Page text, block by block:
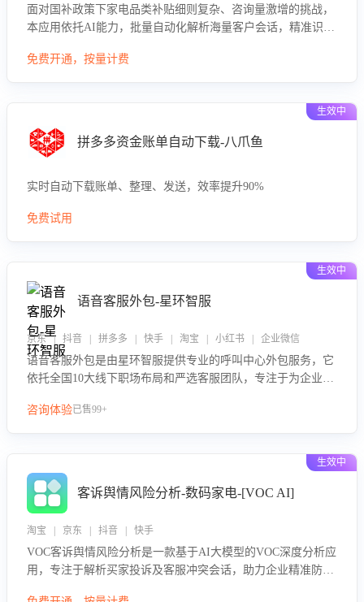
面对国补政策下家电品类补贴细则复杂、咨询量激增的挑战，
本应用依托AI能力，批量自动化解析海量客户会话，精准识别
向，深度洞察决策动因。同时全面评估客服团队政策解读准确
免费开通，按量计费
生效中
拼多多资金账单自动下载-八爪鱼
实时自动下载账单、整理、发送，效率提升90%
免费试用
生效中
语音客服外包-星环智服
京东 | 抖音 | 拼多多 | 快手 | 淘宝 | 小红书 | 企业微信
语音客服外包是由星环智服提供专业的呼叫中心外包服务，它
依托全国10大线下职场布局和严选客服团队，专注于为企业提
队和智能工具提升语音客服服务效率和质量，帮助企业实现降
咨询体验已售99+
生效中
客诉舆情风险分析-数码家电-[VOC AI]
淘宝 | 京东 | 抖音 | 快手
VOC客诉舆情风险分析是一款基于AI大模型的VOC深度分析应
用，专注于解析买家投诉及客服冲突会话，助力企业精准防控